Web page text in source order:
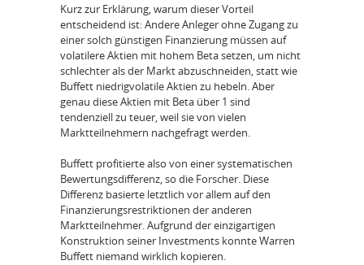
Kurz zur Erklärung, warum dieser Vorteil
entscheidend ist: Andere Anleger ohne Zugang zu
einer solch günstigen Finanzierung müssen auf
volatilere Aktien mit hohem Beta setzen, um nicht
schlechter als der Markt abzuschneiden, statt wie
Buffett niedrigvolatile Aktien zu hebeln. Aber
genau diese Aktien mit Beta über 1 sind
tendenziell zu teuer, weil sie von vielen
Marktteilnehmern nachgefragt werden.
Buffett profitierte also von einer systematischen
Bewertungsdifferenz, so die Forscher. Diese
Differenz basierte letztlich vor allem auf den
Finanzierungsrestriktionen der anderen
Marktteilnehmer. Aufgrund der einzigartigen
Konstruktion seiner Investments konnte Warren
Buffett niemand wirklich kopieren.